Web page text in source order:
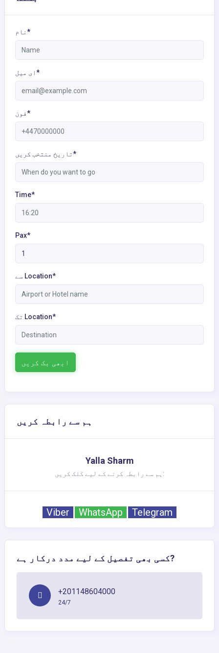
نام*
ای میل*
فون*
تاریخ منتخب کریں*
Time*
Pax*
سے Location*
تک Location*
ابھی بک کریں
ہم سے رابطہ کریں
Yalla Sharm
ہم سے رابطہ کرنے کے لیے کلک کریں:
Viber WhatsApp Telegram
کسی بھی تفصیل کے لیے مدد درکار ہے?
+201148604000
24/7